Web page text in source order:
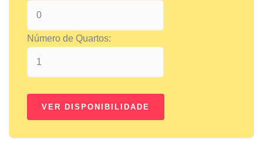
Número de Quartos: